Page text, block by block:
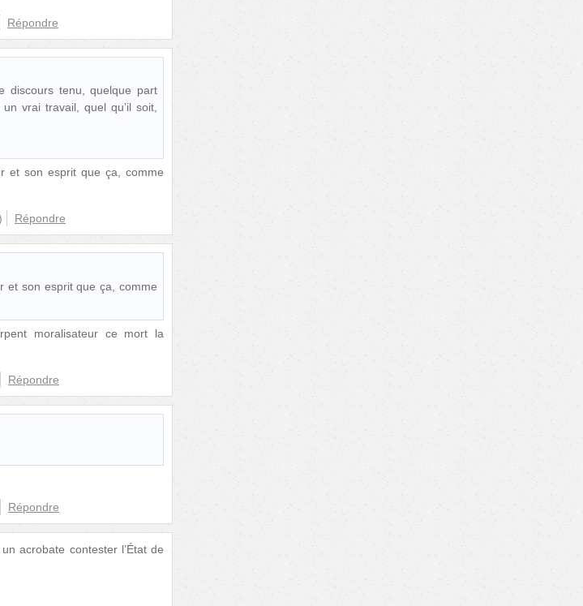
Répondre
discours tenu, quelque part
vrai travail, quel qu’il soit,
et son esprit que ça, comme
Répondre
et son esprit que ça, comme
moralisateur ce mort la
Répondre
Répondre
acrobate contester l’État de